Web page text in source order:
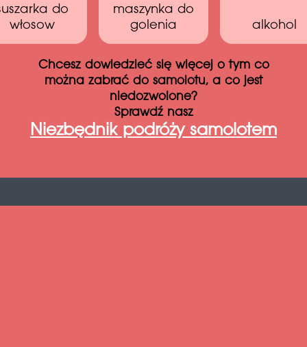
do
włosow
maszynka do
golenia
alkohol
Chcesz dowiedzieć się więcej o tym co
można zabrać do samolotu, a co jest
niedozwolone?
Sprawdź nasz
Niezbędnik podróży samolotem